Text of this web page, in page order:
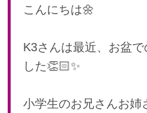
札幌東雁来保育園(北海道)
2024年 09月(18)
2024年 07月(22)
2024年 06月(20)
2024年 04月(21)
こんにちは🌼
K3さんは最近、お盆
した👏🏻✨
小学生のお兄さんお姉